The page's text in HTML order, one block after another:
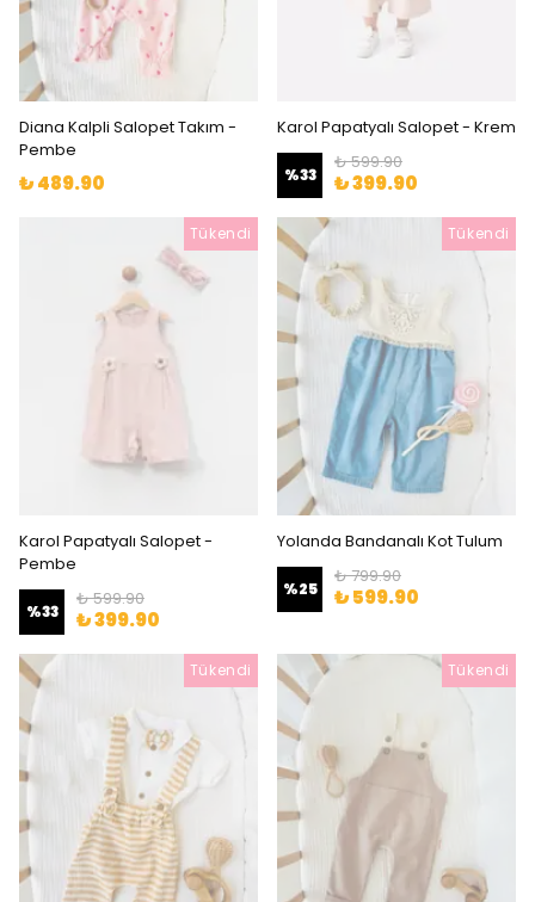
Diana Kalpli Salopet Takım -
Pembe
₺ 489.90
Karol Papatyalı Salopet - Krem
%33
₺ 599.90
₺ 399.90
Tükendi
Karol Papatyalı Salopet -
Pembe
%33
₺ 599.90
₺ 399.90
Tükendi
Yolanda Bandanalı Kot Tulum
%25
₺ 799.90
₺ 599.90
Tükendi Tükendi